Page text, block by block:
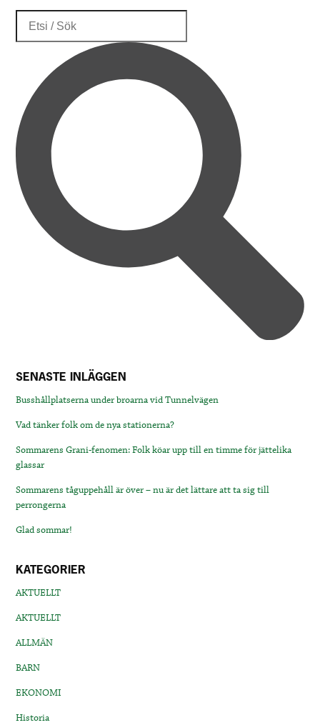
SENASTE INLÄGGEN
Busshållplatserna under broarna vid Tunnelvägen
Vad tänker folk om de nya stationerna?
Sommarens Grani-fenomen: Folk köar upp till en timme för jättelika
glassar
Sommarens tåguppehåll är över – nu är det lättare att ta sig till
perrongerna
Glad sommar!
KATEGORIER
AKTUELLT
AKTUELLT
ALLMÄN
BARN
EKONOMI
Historia